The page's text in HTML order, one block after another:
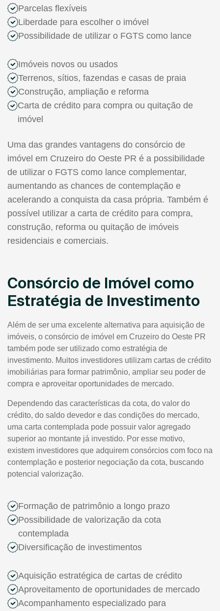
Parcelas flexíveis
Liberdade para escolher o imóvel
Possibilidade de utilizar o FGTS como lance
Imóveis novos ou usados
Terrenos, sítios, fazendas e casas de praia
Construção, ampliação e reforma
Carta de crédito para compra ou quitação de
imóvel
Uma das grandes vantagens do consórcio de
imóvel em Cruzeiro do Oeste PR é a possibilidade
de utilizar o FGTS como lance complementar,
aumentando as chances de contemplação e
acelerando a conquista da casa própria. Também é
possível utilizar a carta de crédito para compra,
construção, reforma ou quitação de imóveis
residenciais e comerciais.
Consórcio de Imóvel como
Estratégia de Investimento
Além de ser uma excelente alternativa para aquisição de
imóveis, o consórcio de imóvel em Cruzeiro do Oeste PR
também pode ser utilizado como estratégia de
investimento. Muitos investidores utilizam cartas de crédito
imobiliárias para formar patrimônio, ampliar seu poder de
compra e aproveitar oportunidades de mercado.
Dependendo das características da cota, do valor do
crédito, do saldo devedor e das condições do mercado,
uma carta contemplada pode possuir valor agregado
superior ao montante já investido. Por esse motivo,
existem investidores que adquirem consórcios com foco na
contemplação e posterior negociação da cota, buscando
potencial valorização.
Formação de patrimônio a longo prazo
Possibilidade de valorização da cota
contemplada
Diversificação de investimentos
Aquisição estratégica de cartas de crédito
Aproveitamento de oportunidades de mercado
Acompanhamento especializado para